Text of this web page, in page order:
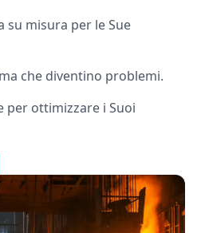
su misura per le Sue
che diventino problemi.
ottimizzare i Suoi